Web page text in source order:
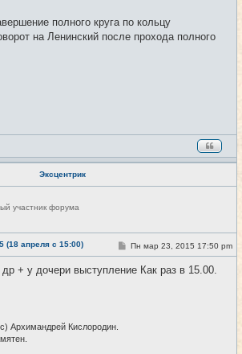
полного круга по кольцу
на Ленинский после прохода полного
Эксцентрик
участник форума
(18 апреля с 15:00) #2
С
о
б
Пн мар 23, 2015 17:50 pm
+ у дочери выступление Как раз в 15.00.
Архимандрей Кислородин.